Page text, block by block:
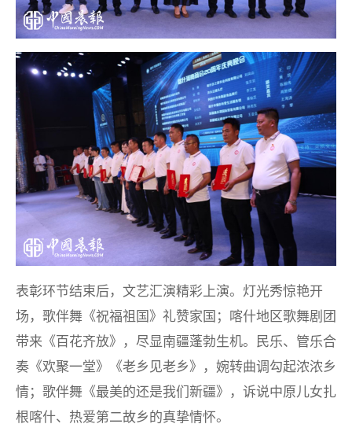
表彰环节结束后，文艺汇演精彩上演。灯光秀惊艳开
场，歌伴舞《祝福祖国》礼赞家国；喀什地区歌舞剧团
带来《百花齐放》，尽显南疆蓬勃生机。民乐、管乐合
奏《欢聚一堂》《老乡见老乡》，婉转曲调勾起浓浓乡
情；歌伴舞《最美的还是我们新疆》，诉说中原儿女扎
根喀什、热爱第二故乡的真挚情怀。